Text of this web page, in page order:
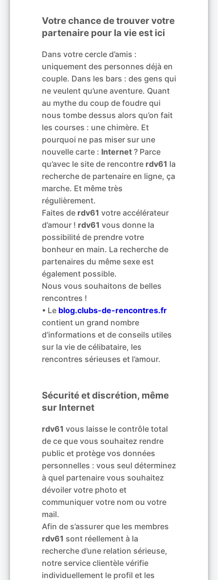
Votre chance de trouver votre
partenaire pour la vie est ici
Dans votre cercle d’amis :
uniquement des personnes déjà en
couple. Dans les bars : des gens qui
ne veulent qu’une aventure. Quant
au mythe du coup de foudre qui
nous tombe dessus alors qu’on fait
les courses : une chimère. Et
pourquoi ne pas miser sur une
nouvelle carte : Internet? Parce
qu’avec le site de rencontre rdv61 la
recherche de partenaire en ligne, ça
marche. Et même très
régulièrement.
Faites de rdv61 votre accélérateur
d’amour ! rdv61 vous donne la
possibilité de prendre votre
bonheur en main. La recherche de
partenaires du même sexe est
également possible.
Nous vous souhaitons de belles
rencontres !
• Le blog.clubs-de-rencontres.fr
contient un grand nombre
d’informations et de conseils utiles
sur la vie de célibataire, les
rencontres sérieuses et l’amour.
Sécurité et discrétion, même
sur Internet
rdv61 vous laisse le contrôle total
de ce que vous souhaitez rendre
public et protège vos données
personnelles : vous seul déterminez
à quel partenaire vous souhaitez
dévoiler votre photo et
communiquer votre nom ou votre
mail.
Afin de s’assurer que les membres
rdv61 sont réellement à la
recherche d’une relation sérieuse,
notre service clientèle vérifie
individuellement le profil et les